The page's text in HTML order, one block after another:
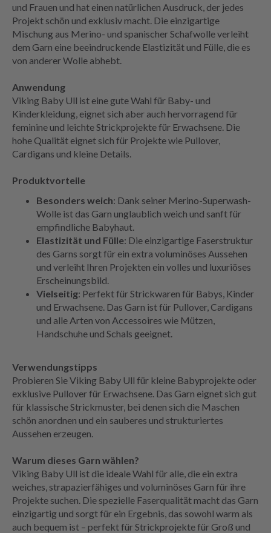
und Frauen und hat einen natürlichen Ausdruck, der jedes
Projekt schön und exklusiv macht. Die einzigartige
Mischung aus Merino- und spanischer Schafwolle verleiht
dem Garn eine beeindruckende Elastizität und Fülle, die es
von anderer Wolle abhebt.
Anwendung
Viking Baby Ull ist eine gute Wahl für Baby- und
Kinderkleidung, eignet sich aber auch hervorragend für
feminine und leichte Strickprojekte für Erwachsene. Die
hohe Qualität eignet sich für Projekte wie Pullover,
Cardigans und kleine Details.
Produktvorteile
Besonders weich: Dank seiner Merino-Superwash-
Wolle ist das Garn unglaublich weich und sanft für
empfindliche Babyhaut.
Elastizität und Fülle: Die einzigartige Faserstruktur
des Garns sorgt für ein extra voluminöses Aussehen
und verleiht Ihren Projekten ein volles und luxuriöses
Erscheinungsbild.
Vielseitig: Perfekt für Strickwaren für Babys, Kinder
und Erwachsene. Das Garn ist für Pullover, Cardigans
und alle Arten von Accessoires wie Mützen,
Handschuhe und Schals geeignet.
Verwendungstipps
Probieren Sie Viking Baby Ull für kleine Babyprojekte oder
exklusive Pullover für Erwachsene. Das Garn eignet sich gut
für klassische Strickmuster, bei denen sich die Maschen
schön anordnen und ein sauberes und strukturiertes
Aussehen erzeugen.
Warum dieses Garn wählen?
Viking Baby Ull ist die ideale Wahl für alle, die ein extra
weiches, strapazierfähiges und voluminöses Garn für ihre
Projekte suchen. Die spezielle Faserqualität macht das Garn
einzigartig und sorgt für ein Ergebnis, das sowohl warm als
auch bequem ist – perfekt für Strickprojekte für Groß und